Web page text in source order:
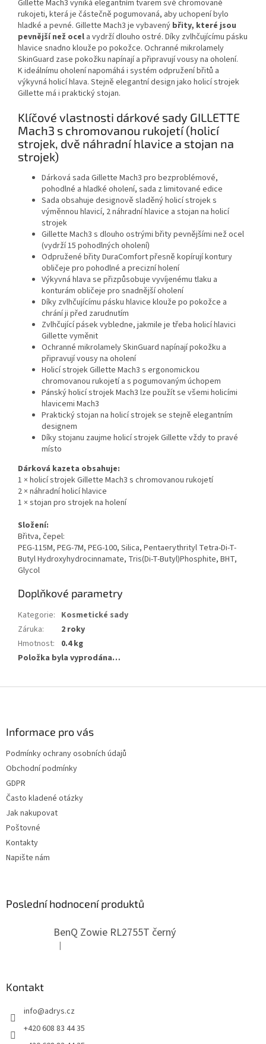
Gillette Mach3 vyniká elegantním tvarem své chromované
rukojeti, která je částečně pogumovaná, aby uchopení bylo
hladké a pevné. Gillette Mach3 je vybavený břity, které jsou
pevnější než ocel a vydrží dlouho ostré. Díky zvlhčujícímu pásku
hlavice snadno klouže po pokožce. Ochranné mikrolamely
SkinGuard zase pokožku napínají a připravují vousy na oholení.
K ideálnímu oholení napomáhá i systém odpružení břitů a
výkyvná holicí hlava. Stejně elegantní design jako holicí strojek
Gillette má i praktický stojan.
Klíčové vlastnosti dárkové sady GILLETTE
Mach3 s chromovanou rukojetí (holicí
strojek, dvě náhradní hlavice a stojan na
strojek)
Dárková sada Gillette Mach3 pro bezproblémové,
pohodlné a hladké oholení, sada z limitované edice
Sada obsahuje designově sladěný holicí strojek s
výměnnou hlavicí, 2 náhradní hlavice a stojan na holicí
strojek
Gillette Mach3 s dlouho ostrými břity pevnějšími než ocel
(vydrží 15 pohodlných oholení)
Odpružené břity DuraComfort přesně kopírují kontury
obličeje pro pohodlné a precizní holení
Výkyvná hlava se přizpůsobuje vyvíjenému tlaku a
konturám obličeje pro snadnější oholení
Díky zvlhčujícímu pásku hlavice klouže po pokožce a
chrání ji před zarudnutím
Zvlhčující pásek vybledne, jakmile je třeba holicí hlavici
Gillette vyměnit
Ochranné mikrolamely SkinGuard napínají pokožku a
připravují vousy na oholení
Holicí strojek Gillette Mach3 s ergonomickou
chromovanou rukojetí a s pogumovaným úchopem
Pánský holicí strojek Mach3 lze použít se všemi holicími
hlavicemi Mach3
Praktický stojan na holicí strojek se stejně elegantním
designem
Díky stojanu zaujme holicí strojek Gillette vždy to pravé
místo
Dárková kazeta obsahuje:
1 × holicí strojek Gillette Mach3 s chromovanou rukojetí
2 × náhradní holicí hlavice
1 × stojan pro strojek na holení
Složení:
Břitva, čepel:
PEG-115M, PEG-7M, PEG-100, Silica, Pentaerythrityl Tetra-Di-T-
Butyl Hydroxyhydrocinnamate, Tris(Di-T-Butyl)Phosphite, BHT,
Glycol
Doplňkové parametry
Kategorie: Kosmetické sady
Záruka:
2 roky
Hmotnost:
0.4 kg
Položka byla vyprodána…
Informace pro vás
Podmínky ochrany osobních údajů
Obchodní podmínky
GDPR
Často kladené otázky
Jak nakupovat
Poštovné
Kontakty
Napište nám
Poslední hodnocení produktů
BenQ Zowie RL2755T černý
Hodnocení produktu je 5 z 5 hvězdiček.
|
Kontakt
info@adrys.cz
+420 608 83 44 35